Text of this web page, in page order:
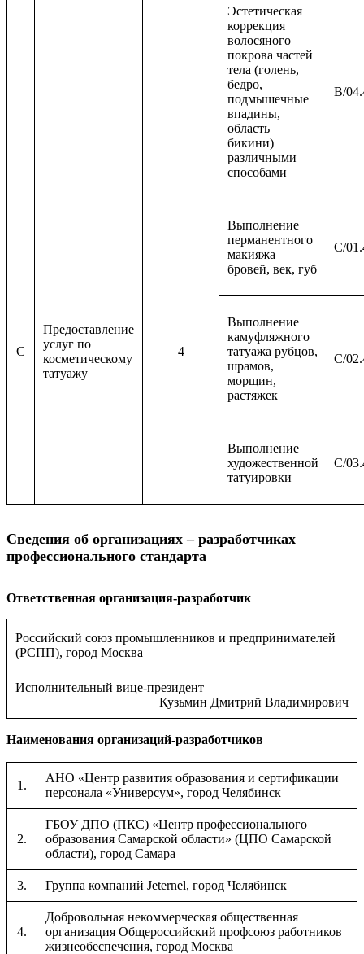
Эстетическая
коррекция
волосяного
покрова частей
тела (голень,
бедро,
подмышечные
впадины,
область
бикини)
различными
способами
B/
C
Предоставление
услуг по
косметическому
татуажу
4
Выполнение
перманентного
макияжа
бровей, век, губ
C/
Выполнение
камуфляжного
татуажа рубцов,
шрамов,
морщин,
растяжек
C/
Выполнение
художественной
татуировки
C/
Сведения об организациях – разработчиках
профессионального стандарта
Ответственная организация-разработчик
Российский союз промышленников и предпринимателей
(РСПП), город Москва
Исполнительный вице-президент
Кузьмин Дмитрий Владимирович
Наименования организаций-разработчиков
1.
АНО «Центр развития образования и сертификации
персонала «Универсум», город Челябинск
2.
ГБОУ ДПО (ПКС) «Центр профессионального
образования Самарской области» (ЦПО Самарской
области), город Самара
3. Группа компаний Jeternel, город Челябинск
4.
Добровольная некоммерческая общественная
организация Общероссийский профсоюз работников
жизнеобеспечения, город Москва